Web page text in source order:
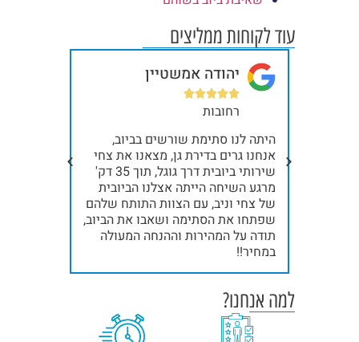
עוד לקוחות ממליצים
יהודה אמשטיין





רחובות
היתה לנו סתימת שורשים בביוב,
אנחנו גרים בדירת גן, מצאנו את צחי
שירותי ביובית דרך גוגל, תוך 35 דק'
מרגע השיחה הייתה אצלנו הביובית
של צחי וניב, עם הצוות התותח שלהם
שפתחו את הסתימה ושאבו את הביוב,
תודה על המהירות וההנחה המעולה
במחיר!!
למה אנחנו?